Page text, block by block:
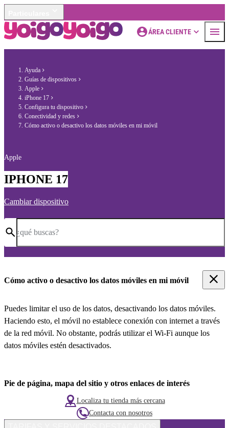
ÁREA CLIENTE
Ayuda
Guías de dispositivos
Apple
iPhone 17
Configura tu dispositivo
Conectividad y redes
Cómo activo o desactivo los datos móviles en mi móvil
Apple
IPHONE 17
Cambiar dispositivo
¿qué buscas?
Cómo activo o desactivo los datos móviles en mi móvil
Puedes limitar el uso de los datos, desactivando los datos móviles.
Haciendo esto, el móvil no establece conexión con internet a través
de la red móvil. No obstante, podrás utilizar el Wi-Fi aunque los
datos móviles estén desactivados.
Pie de página, mapa del sitio y otros enlaces de interés
Localiza tu tienda más cercana
Contacta con nosotros